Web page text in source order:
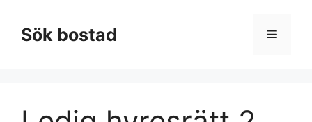
innehållSök bostad Meny